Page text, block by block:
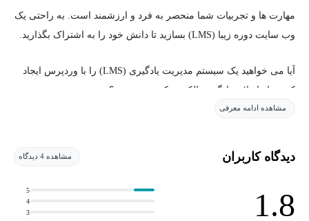
مهارت ها و تجربیات شما منحصر به فرد و ارزشمند است. به راحتی یک
وب سایت دوره زیبا (LMS) بسازید تا دانش خود را به اشتراک بگذارید.
آیا می خواهید یک سیستم مدیریت یادگیری (LMS) را با وردپرس ایجاد
کنید و از انقلاب یادگیری الکترونیکی بهره ببرید؟
این دوره برای چه کسانی مناسب است؟
این دوره برای کسانی در نظر گرفته شده است که می خواهند یک وب
سایت سیستم مدیریت یادگیری را با وردپرس ایجاد کنند. هیچ تجربه ای
مشاهده ادامه معرفی
دیدگاه کاربران مشاهده 4 دیدگاه
1.8
3
4
5